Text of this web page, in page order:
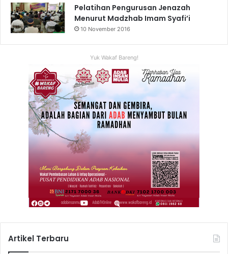
Pelatihan Pengurusan Jenazah
Menurut Madzhab Imam Syafi’i
10 November 2016
Yuk Wakaf Bareng!
Artikel Terbaru